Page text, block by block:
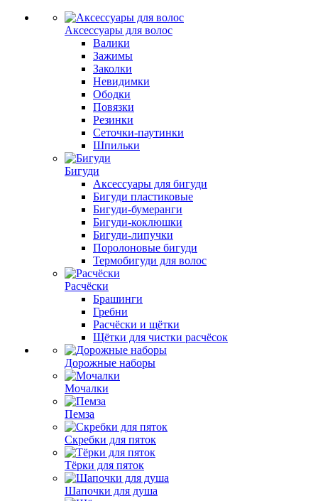
Аксессуары для волос
Валики
Зажимы
Заколки
Невидимки
Ободки
Повязки
Резинки
Сеточки-паутинки
Шпильки
Бигуди
Аксессуары для бигуди
Бигуди пластиковые
Бигуди-бумеранги
Бигуди-коклюшки
Бигуди-липучки
Поролоновые бигуди
Термобигуди для волос
Расчёски
Брашинги
Гребни
Расчёски и щётки
Щётки для чистки расчёсок
Дорожные наборы
Мочалки
Пемза
Скребки для пяток
Тёрки для пяток
Шапочки для душа